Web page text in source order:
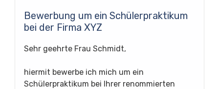
Bewerbung um ein Schülerpraktikum
bei der Firma XYZ
Sehr geehrte Frau Schmidt,
hiermit bewerbe ich mich um ein
Schülerpraktikum bei Ihrer renommierten